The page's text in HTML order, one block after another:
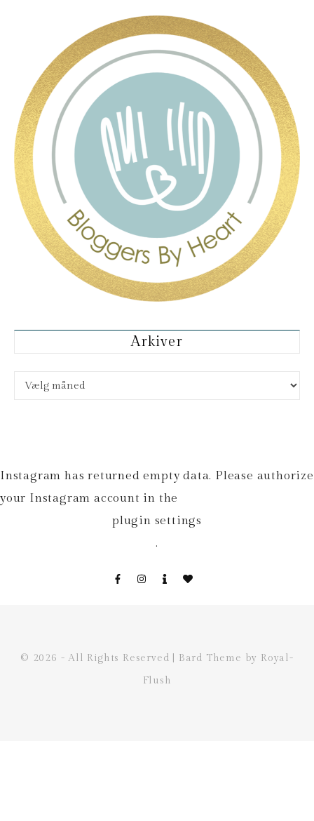
Arkiver
Arkiver
Instagram has returned empty data. Please authorize
your Instagram account in the
plugin settings
.
© 2026 - All Rights Reserved | Bard Theme by Royal-
Flush